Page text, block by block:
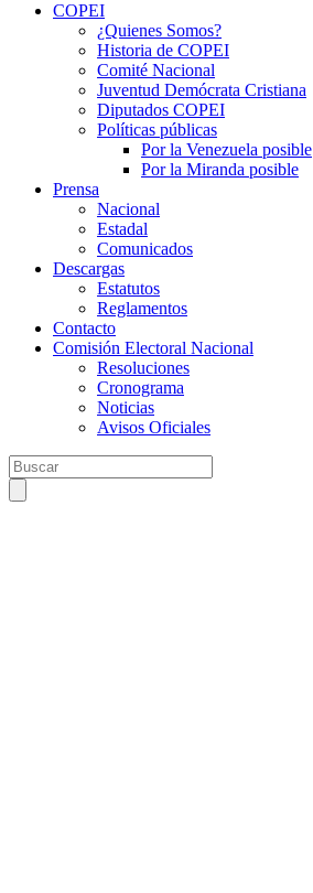
COPEI
¿Quienes Somos?
Historia de COPEI
Comité Nacional
Juventud Demócrata Cristiana
Diputados COPEI
Políticas públicas
Por la Venezuela posible
Por la Miranda posible
Prensa
Nacional
Estadal
Comunicados
Descargas
Estatutos
Reglamentos
Contacto
Comisión Electoral Nacional
Resoluciones
Cronograma
Noticias
Avisos Oficiales